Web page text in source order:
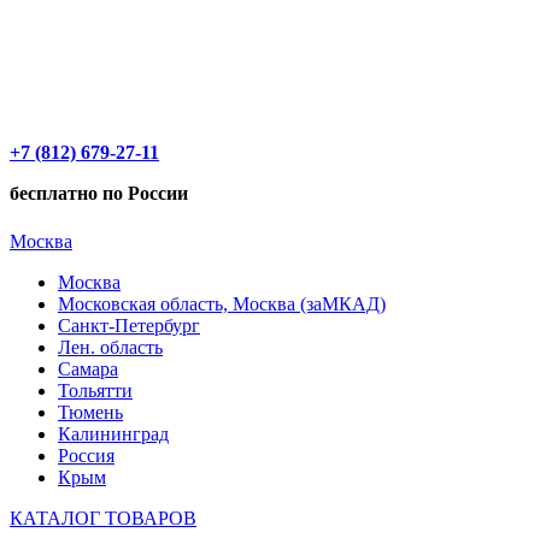
+7 (812) 679-27-11
бесплатно по России
Москва
Москва
Московская область, Москва (заМКАД)
Санкт-Петербург
Лен. область
Самара
Тольятти
Тюмень
Калининград
Россия
Крым
КАТАЛОГ ТОВАРОВ